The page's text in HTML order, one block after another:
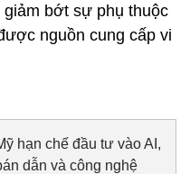
bớt sự phụ thuộc
nguồn cung cấp vi
hạn chế đầu tư vào AI,
dẫn và công nghệ